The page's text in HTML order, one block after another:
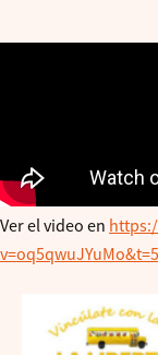
Ver el video en